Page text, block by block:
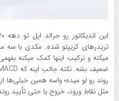
میکنه و ترکیب اینها کمک میکنه
روند رو لو میده؛ واسه همین خیلی‌ها
مثل نقاط ورود، خروج یا حتی تأیید